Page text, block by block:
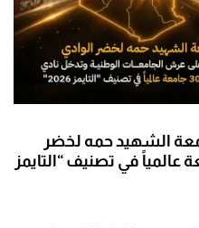
الشهيد حمه لخضر
أفضل 300 جامعة عالمياً في تصنيف “التايمز